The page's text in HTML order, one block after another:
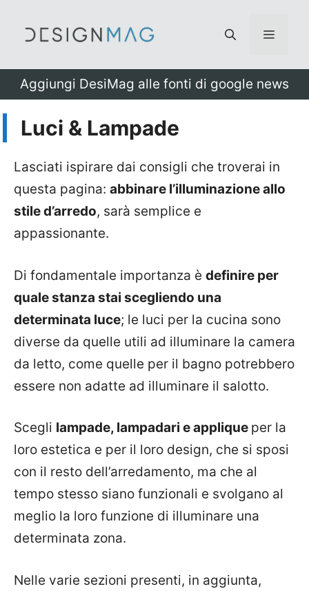
Menu
Aggiungi DesiMag alle fonti di google news
Luci & Lampade
Lasciati ispirare dai consigli che troverai in
questa pagina: abbinare l’illuminazione allo
stile d’arredo, sarà semplice e
appassionante.
Di fondamentale importanza è definire per
quale stanza stai scegliendo una
determinata luce; le luci per la cucina sono
diverse da quelle utili ad illuminare la camera
da letto, come quelle per il bagno potrebbero
essere non adatte ad illuminare il salotto.
Scegli lampade, lampadari e applique per la
loro estetica e per il loro design, che si sposi
con il resto dell’arredamento, ma che al
tempo stesso siano funzionali e svolgano al
meglio la loro funzione di illuminare una
determinata zona.
Nelle varie sezioni presenti, in aggiunta,